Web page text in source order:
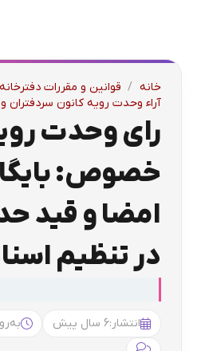
خانه / قوانین و مقررات دفترخانه
آراء وحدت رویه کانون سردفتران و
رای وحدت
خصوص:
امضا و قید
در تنظیم
انتشار:6 سال پیش